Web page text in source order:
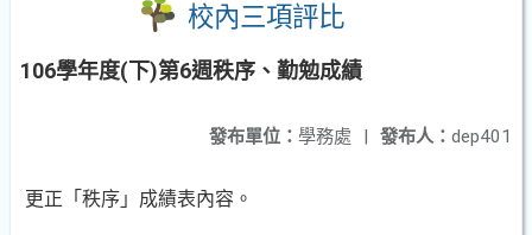
校內三項評比
106學年度(下)第6週秩序、勤勉成績
發布人： dep401
發布單位： 學務處 |
更正「秩序」成績表內容。